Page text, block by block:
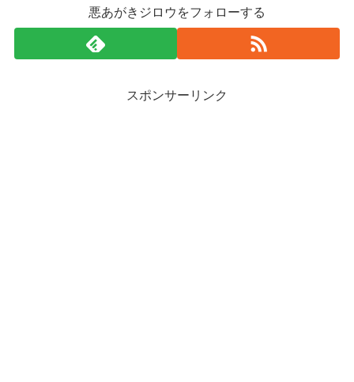
悪あがきジロウをフォローする
スポンサーリンク